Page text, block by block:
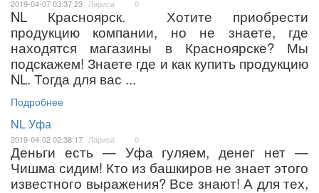
2019-04-07 03:37:23 Лариса 0
NL Красноярск. Хотите приобрести
продукцию компании, но не знаете, где
находятся магазины в Красноярске? Мы
подскажем! Знаете где и как купить продукцию
NL. Тогда для вас ...
Подробнее
NL Уфа
2019-04-02 02:38:17 Лариса 0
Деньги есть — Уфа гуляем, денег нет —
Чишма сидим! Кто из башкиров не знает этого
известного выражения? Все знают! А для тех,